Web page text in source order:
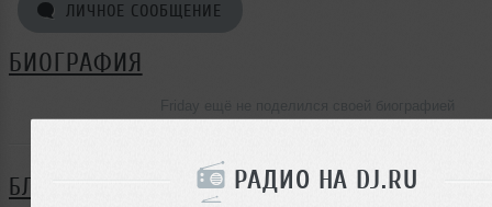
РАДИО НА DJ.RU
ЛИЧНОЕ СООБЩЕНИЕ
БИОГРАФИЯ
БЛОГ